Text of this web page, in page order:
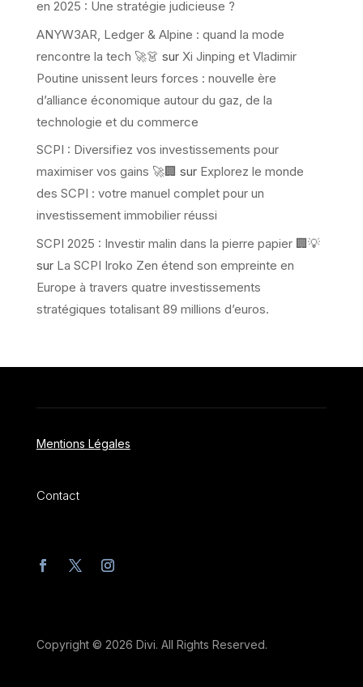
en 2025 : Une stratégie judicieuse ?
ANYW3AR, Ledger & Alpine : quand la mode
rencontre la tech 🚀👗 sur Xi Jinping et Vladimir
Poutine unissent leurs forces : nouvelle ère
d’alliance économique autour du gaz, de la
technologie et du commerce
SCPI : Diversifiez vos investissements pour
maximiser vos gains 🚀🏢 sur Explorez le monde
des SCPI : votre manuel complet pour un
investissement immobilier réussi
SCPI 2025 : Investir malin dans la pierre papier 🏢💡
sur La SCPI Iroko Zen étend son empreinte en
Europe à travers quatre investissements
stratégiques totalisant 89 millions d’euros.
Mentions Légales
Contact
Copyright © 2026 Divi. All Rights Reserved.